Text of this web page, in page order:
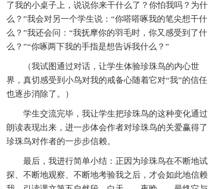
了我的小桌子上，说说你来干什么了？你怕我吗？为什
么？”我会对另一个学生说：“你嗒嗒啄我的笔尖想干什
么？”我还会问：“我抚摩你的羽毛时，你又感受到了什
么？”“你啄两下我的手指是想告诉我什么？”
（我试图通过对话，让学生体验珍珠鸟的内心世
界，真切感受到小鸟对我的戒备心随着它对“我”的信任
也逐步消除了。）
学生交流完毕，我让学生把珍珠鸟的这种变化通过
朗读表现出来，进一步体会作者对珍珠鸟的关爱赢得了
珍珠鸟对作者的一步步信赖。
最后，我进行简单小结：正因为珍珠鸟在不断地试
探、不断地观察、不断地考验我之后，才会如此地信赖